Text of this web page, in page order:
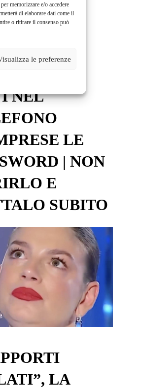
memorizzare e/o accedere
di elaborare dati come il
o ritirare il consenso può
le preferenze
TI
TUTTI I
NEL
LE
| NON
E
SUBITO
LA